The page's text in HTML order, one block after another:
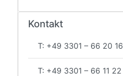
Kontakt
T: +49 3301 – 66 20 16
T: +49 3301 – 66 11 22